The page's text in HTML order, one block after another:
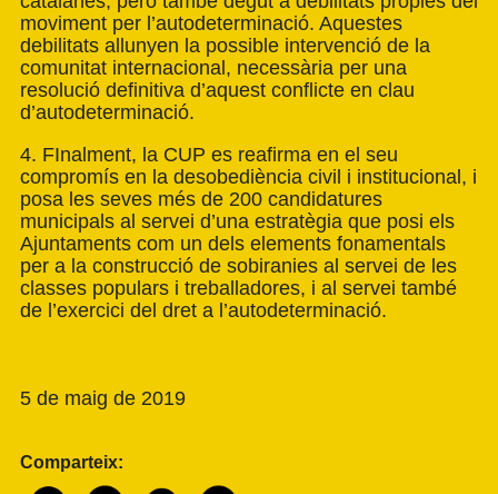
moviment per l’autodeterminació. Aquestes
debilitats allunyen la possible intervenció de la
comunitat internacional, necessària per una
resolució definitiva d’aquest conflicte en clau
d’autodeterminació.
4. FInalment, la CUP es reafirma en el seu
compromís en la desobediència civil i institucional, i
posa les seves més de 200 candidatures
municipals al servei d’una estratègia que posi els
Ajuntaments com un dels elements fonamentals
per a la construcció de sobiranies al servei de les
classes populars i treballadores, i al servei també
de l’exercici del dret a l’autodeterminació.
5 de maig de 2019
Comparteix: